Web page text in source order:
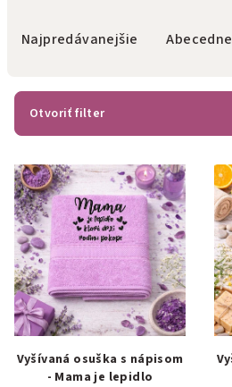
p
r
o
d
u
k
t
o
v
Najpredávanejšie Abecedne
Otvoriť filter
V
ý
p
s
p
r
o
dVyšívaná osuška s nápisom
- Mama je lepidlo